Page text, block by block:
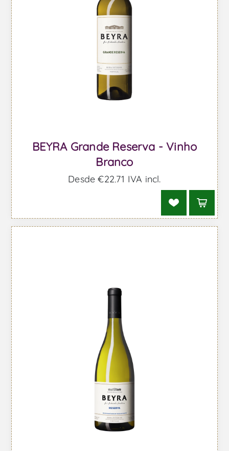
BEYRA Grande Reserva - Vinho
Branco
Desde €22,71 IVA incl.